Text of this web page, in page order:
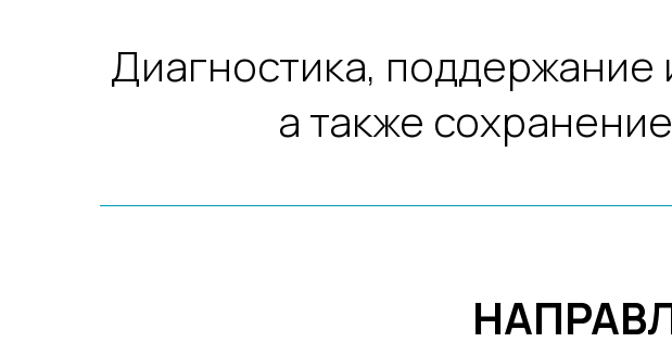
Диагностика,
а также